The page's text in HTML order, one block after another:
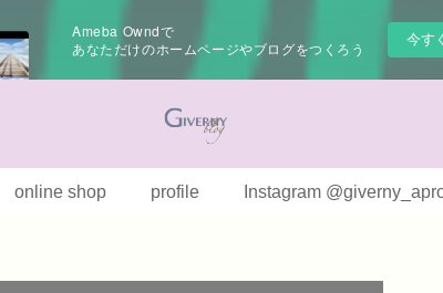
Ameba Owndで
あなただけのホームページやブログをつくろう
今す
online shop profile Instagram